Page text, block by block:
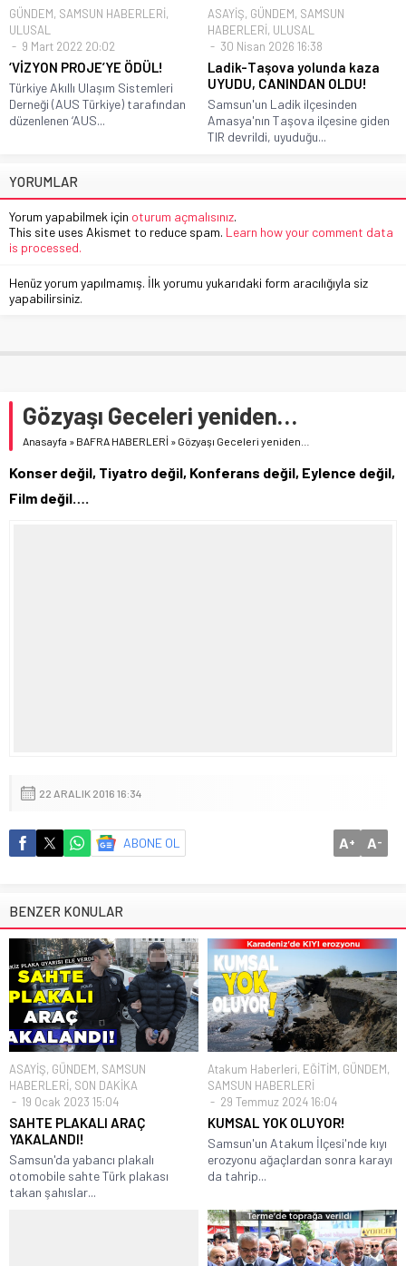
GÜNDEM, SAMSUN HABERLERİ,
ULUSAL
9 Mart 2022 20:02
‘VİZYON PROJE’YE ÖDÜL!
Türkiye Akıllı Ulaşım Sistemleri
Derneği (AUS Türkiye) tarafından
düzenlenen ‘AUS...
ASAYİŞ, GÜNDEM, SAMSUN
HABERLERİ, ULUSAL
30 Nisan 2026 16:38
Ladik-Taşova yolunda kaza
UYUDU, CANINDAN OLDU!
Samsun'un Ladik ilçesinden
Amasya'nın Taşova ilçesine giden
TIR devrildi, uyuduğu...
YORUMLAR
Yorum yapabilmek için oturum açmalısınız.
This site uses Akismet to reduce spam. Learn how your comment data
is processed.
Henüz yorum yapılmamış. İlk yorumu yukarıdaki form aracılığıyla siz
yapabilirsiniz.
Gözyaşı Geceleri yeniden…
Anasayfa » BAFRA HABERLERİ » Gözyaşı Geceleri yeniden…
Konser değil, Tiyatro değil, Konferans değil, Eylence değil,
Film değil….
22 ARALIK 2016 16:34
ABONE OL A+ A-
BENZER KONULAR
ASAYİŞ, GÜNDEM, SAMSUN
HABERLERİ, SON DAKİKA
19 Ocak 2023 15:04
SAHTE PLAKALI ARAÇ
YAKALANDI!
Samsun'da yabancı plakalı
otomobile sahte Türk plakası
takan şahıslar...
Atakum Haberleri, EĞİTİM, GÜNDEM,
SAMSUN HABERLERİ
29 Temmuz 2024 16:04
KUMSAL YOK OLUYOR!
Samsun'un Atakum İlçesi'nde kıyı
erozyonu ağaçlardan sonra karayı
da tahrip...